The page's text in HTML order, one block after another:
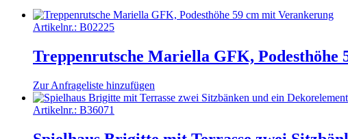
Artikelnr.: B02225
Treppenrutsche Mariella GFK, Podesthöhe
Zur Anfrageliste hinzufügen
Artikelnr.: B36071